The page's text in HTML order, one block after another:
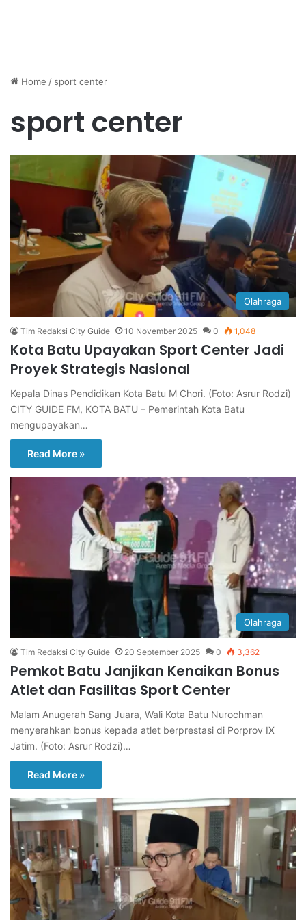
Home / sport center
sport center
Olahraga
Tim Redaksi City Guide 10 November 2025 0 1,048
Kota Batu Upayakan Sport Center Jadi
Proyek Strategis Nasional
Kepala Dinas Pendidikan Kota Batu M Chori. (Foto: Asrur Rodzi)
CITY GUIDE FM, KOTA BATU – Pemerintah Kota Batu
mengupayakan…
Read More »
Olahraga
Tim Redaksi City Guide 20 September 2025 0 3,362
Pemkot Batu Janjikan Kenaikan Bonus
Atlet dan Fasilitas Sport Center
Malam Anugerah Sang Juara, Wali Kota Batu Nurochman
menyerahkan bonus kepada atlet berprestasi di Porprov IX
Jatim. (Foto: Asrur Rodzi)…
Read More »